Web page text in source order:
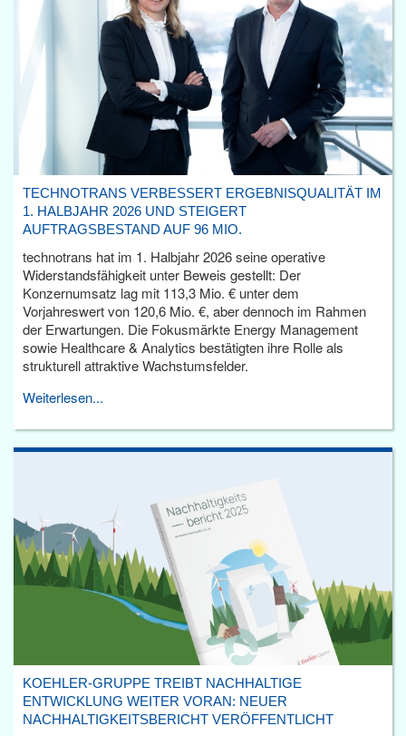
TECHNOTRANS VERBESSERT ERGEBNISQUALITÄT IM
1. HALBJAHR 2026 UND STEIGERT
AUFTRAGSBESTAND AUF 96 MIO.
technotrans hat im 1. Halbjahr 2026 seine operative
Widerstandsfähigkeit unter Beweis gestellt: Der
Konzernumsatz lag mit 113,3 Mio. € unter dem
Vorjahreswert von 120,6 Mio. €, aber dennoch im Rahmen
der Erwartungen. Die Fokusmärkte Energy Management
sowie Healthcare & Analytics bestätigten ihre Rolle als
strukturell attraktive Wachstumsfelder.
Weiterlesen...
KOEHLER-GRUPPE TREIBT NACHHALTIGE
ENTWICKLUNG WEITER VORAN: NEUER
NACHHALTIGKEITSBERICHT VERÖFFENTLICHT